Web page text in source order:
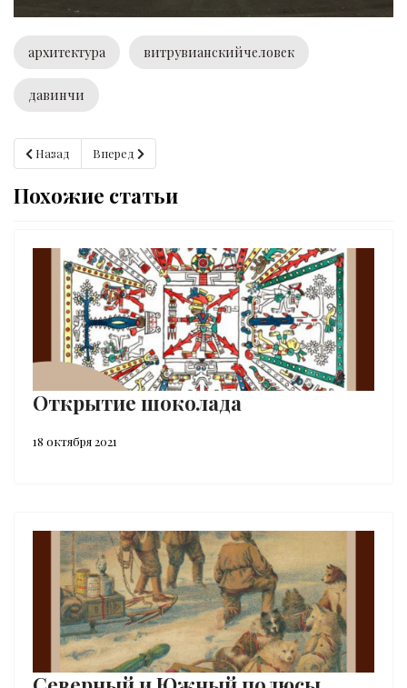
архитектура витрувианскийчеловек
давинчи
Предыдущий: Любовные развлечения Королей, Императоров,
Назад Следующий: Не оценивай людей по их одежде!
Вперед
Похожие статьи
Открытие шоколада
18 октября 2021